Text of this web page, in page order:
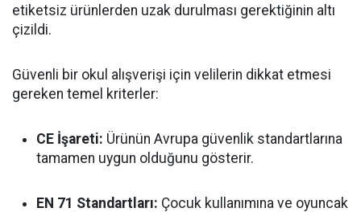
etiketsiz ürünlerden uzak durulması gerektiğinin altı
çizildi.
Güvenli bir okul alışverişi için velilerin dikkat etmesi
gereken temel kriterler:
CE İşareti: Ürünün Avrupa güvenlik standartlarına
tamamen uygun olduğunu gösterir.
EN 71 Standartları: Çocuk kullanımına ve oyuncak